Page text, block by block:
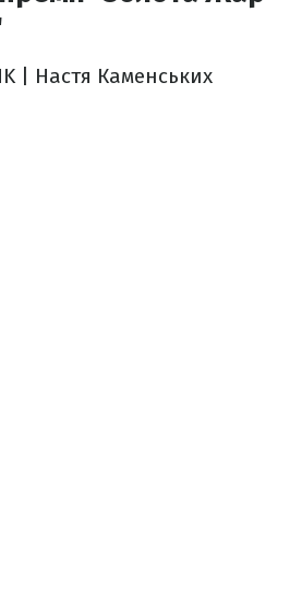
| Настя Каменських